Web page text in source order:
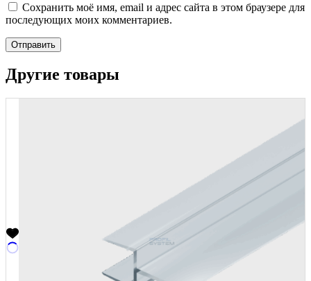
Сохранить моё имя, email и адрес сайта в этом браузере для
последующих моих комментариев.
Отправить
Другие товары